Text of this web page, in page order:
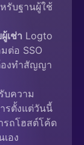
รับฐานผู้ใช้
เช่า Logto
ต่อ SSO
องทำสัญญา
รับความ
รตั้งแต่วันนี้
ถโฮสต์โค้ด
อง